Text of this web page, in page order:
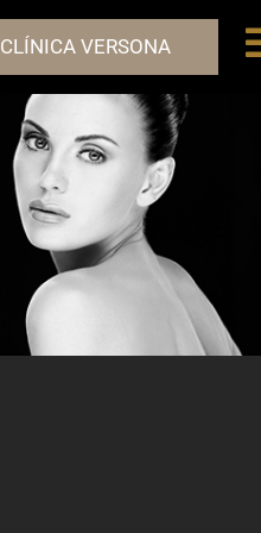
CLÍNICA VERSONA